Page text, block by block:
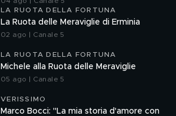
LA RUOTA DELLA FORTUNA
La Ruota delle Meraviglie di Erminia
02 ago | Canale 5
LA RUOTA DELLA FORTUNA
Michele alla Ruota delle Meraviglie
05 ago | Canale 5
VERISSIMO
Marco Bocci: "La mia storia d'amore con